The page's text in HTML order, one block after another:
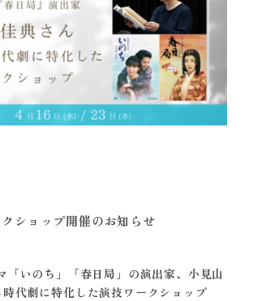
ショップ開催のお知らせ
「いのち」「春日局」の演出家、小見山
代劇に特化した演技ワークショップ